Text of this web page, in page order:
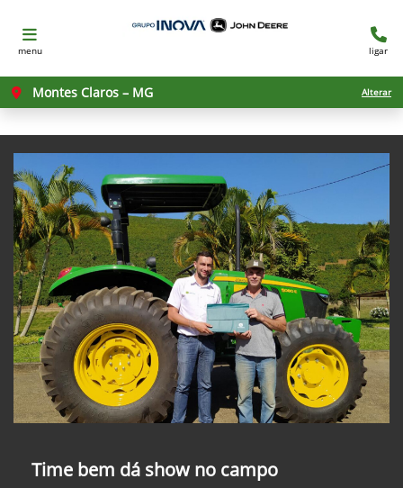
menu ligar
Montes Claros – MG Alterar
Time bem dá show no campo